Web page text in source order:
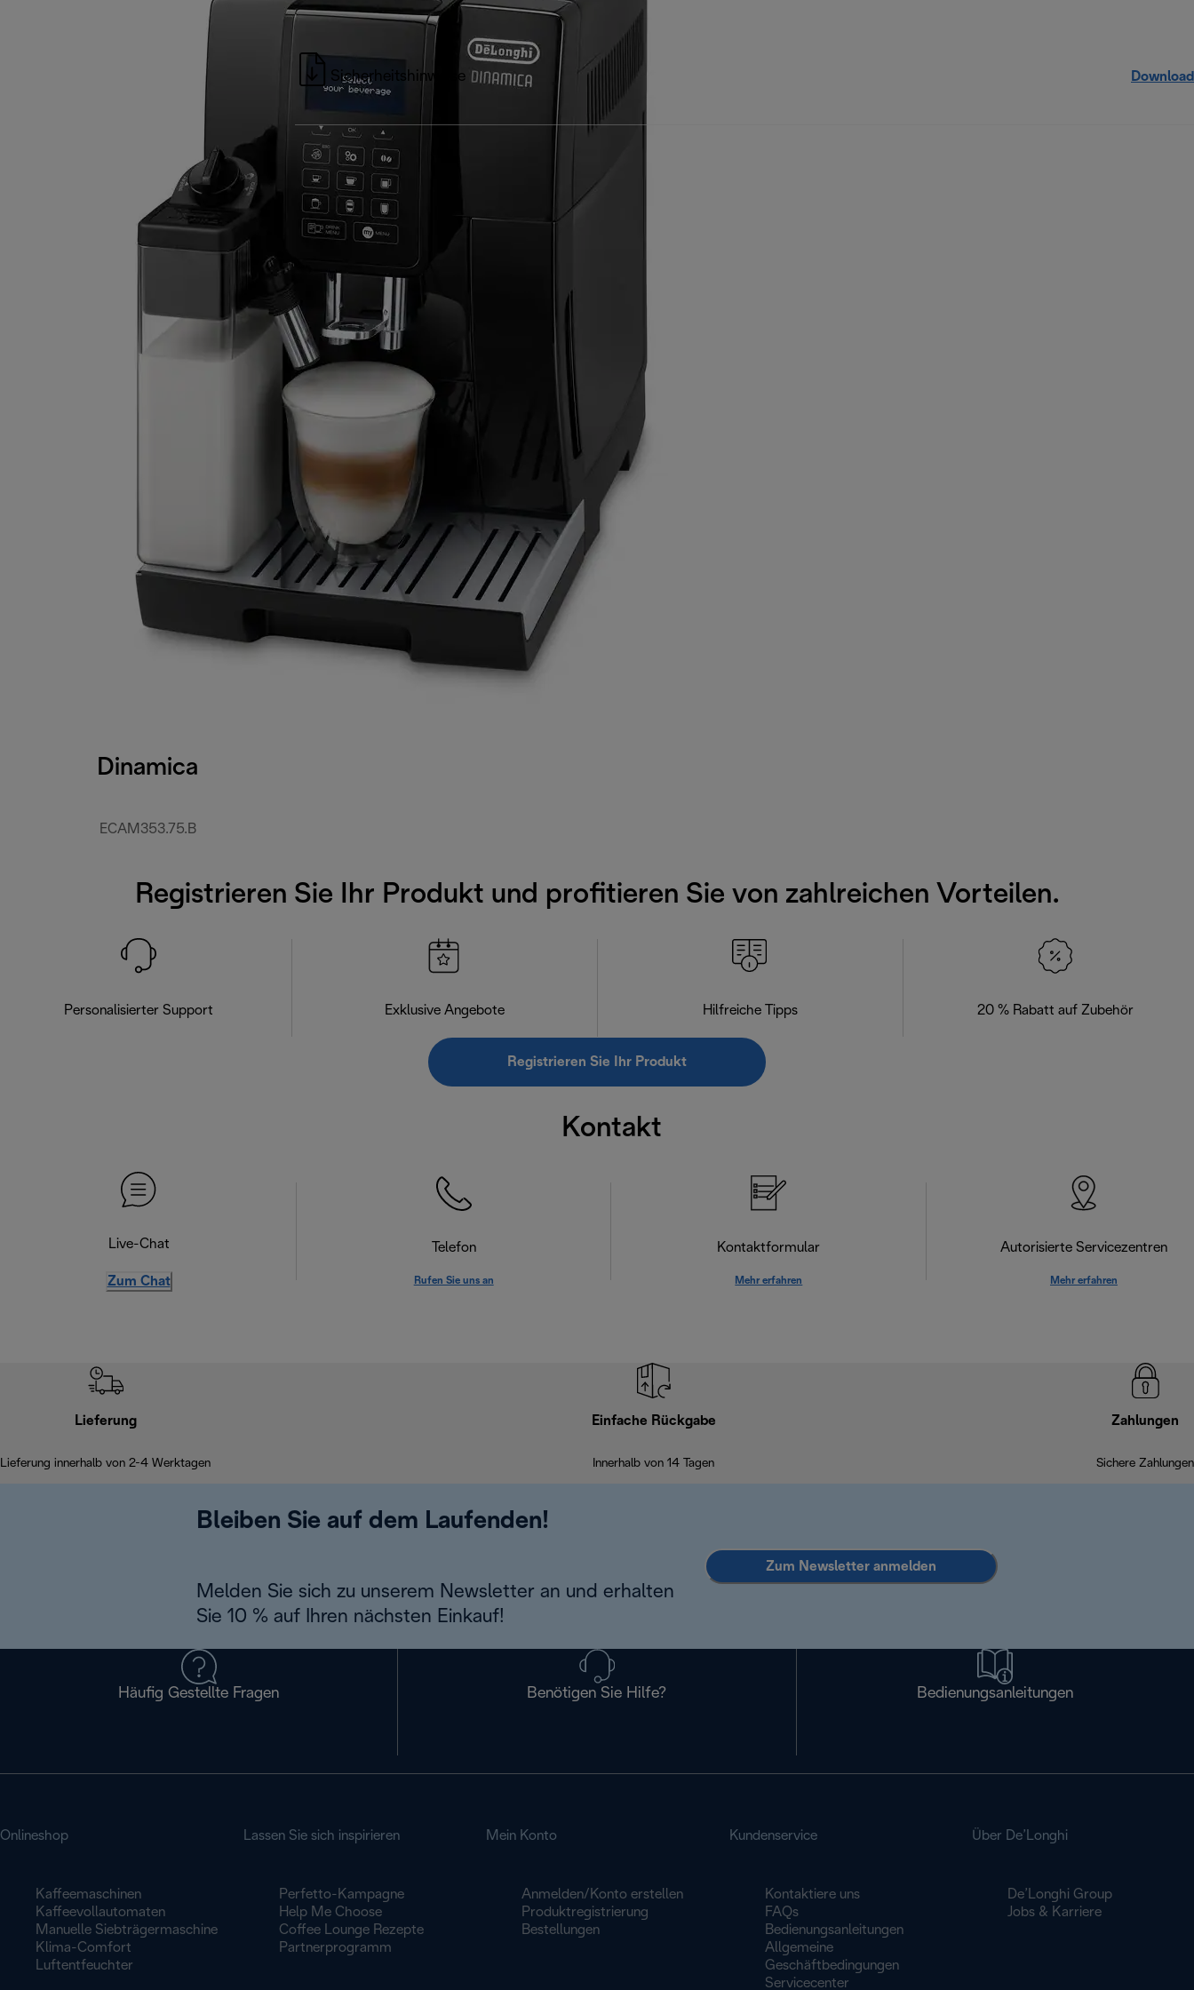
Dinamica
ECAM353.75.B
Sicherheitshinweise Download
Registrieren Sie Ihr Produkt und profitieren Sie von zahlreichen Vorteilen.
Personalisierter Support Exklusive Angebote Hilfreiche Tipps 20 % Rabatt auf Zubehör
Registrieren Sie Ihr Produkt
Kontakt
Live-Chat
Zum Chat
Telefon
Rufen Sie uns an
Kontaktformular
Mehr erfahren
Autorisierte Servicezentren
Mehr erfahren
Lieferung
Lieferung innerhalb von 2-4 Werktagen
Einfache Rückgabe
Innerhalb von 14 Tagen
Zahlungen
Sichere Zahlungen
Bleiben Sie auf dem Laufenden!
Melden Sie sich zu unserem Newsletter an und erhalten
Sie 10 % auf Ihren nächsten Einkauf!
Zum Newsletter anmelden
Häufig Gestellte Fragen Benötigen Sie Hilfe? Bedienungsanleitungen
Onlineshop
Kaffeemaschinen
Kaffeevollautomaten
Manuelle Siebträgermaschine
Klima-Comfort
Luftentfeuchter
Lassen Sie sich inspirieren
Perfetto-Kampagne
Help Me Choose
Coffee Lounge Rezepte
Partnerprogramm
Mein Konto
Anmelden/Konto erstellen
Produktregistrierung
Bestellungen
Kundenservice
Kontaktiere uns
FAQs
Bedienungsanleitungen
Allgemeine
Geschäftbedingungen
Servicecenter
Über De’Longhi
De’Longhi Group
Jobs & Karriere